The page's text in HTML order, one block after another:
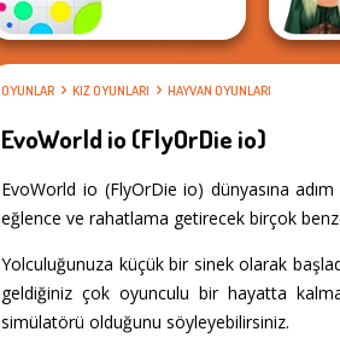
OYUNLAR KIZ OYUNLARI HAYVAN OYUNLARI
EvoWorld io (FlyOrDie io)
EvoWorld io (FlyOrDie io) dünyasına
eğlence ve rahatlama getirecek birçok
Yolculuğunuza küçük bir sinek olarak
geldiğiniz çok oyunculu bir hayatta
simülatörü olduğunu söyleyebilirsiniz.